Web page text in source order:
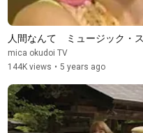
人間なんて　ミュージック・
mica okudoi TV
144K views • 5 years ago